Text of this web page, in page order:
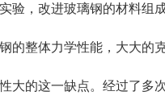
验， 改进玻璃钢的材料组
的整体力学性能， 大大的
大的这一缺点。经过了多